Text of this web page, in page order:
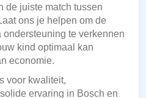
de juiste match tussen
ons je helpen om de
te verkennen
kind optimaal kan
economie.
voor kwaliteit,
ervaring in Bosch en